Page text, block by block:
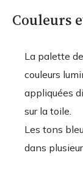
Couleurs
La palette
couleurs
appliquées
sur la toile.
Les tons
dans